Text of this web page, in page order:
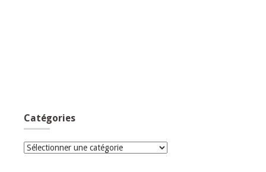
Catégories
Catégories